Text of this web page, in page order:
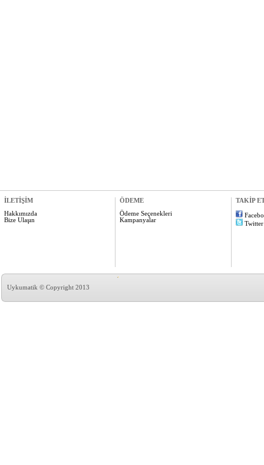
İLETİŞİM
Hakkımızda
Bize Ulaşın
ÖDEME
Ödeme Seçenekleri
Kampanyalar
TAKİP
Twitter
Uykumatik © Copyright 2013